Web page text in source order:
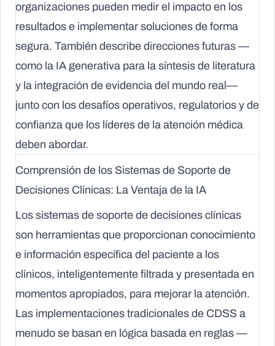
organizaciones pueden medir el impacto en los
resultados e implementar soluciones de forma
segura. También describe direcciones futuras —
como la IA generativa para la síntesis de literatura
y la integración de evidencia del mundo real—
junto con los desafíos operativos, regulatorios y de
confianza que los líderes de la atención médica
deben abordar.
Comprensión de los Sistemas de Soporte de
Decisiones Clínicas: La Ventaja de la IA
Los sistemas de soporte de decisiones clínicas
son herramientas que proporcionan conocimiento
e información específica del paciente a los
clínicos, inteligentemente filtrada y presentada en
momentos apropiados, para mejorar la atención.
Las implementaciones tradicionales de CDSS a
menudo se basan en lógica basada en reglas —